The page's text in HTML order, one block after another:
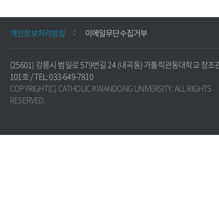
개인정보처리방침 이메일무단수집거부
(25601) 강릉시 범일로 579번길 24 (내곡동) 가톨릭관동대학교 창조
101호 / TEL: 033-649-7810
COPYRIGHT(C) CATHOLIC KWANDONG UNIVERSITY. ALL RIGHTS
RESERVED.